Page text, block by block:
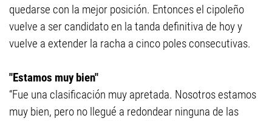
quedarse con la mejor posición. Entonces el cipoleño
vuelve a ser candidato en la tanda definitiva de hoy y
vuelve a extender la racha a cinco poles consecutivas.
"Estamos muy bien"
“Fue una clasificación muy apretada. Nosotros estamos
muy bien, pero no llegué a redondear ninguna de las